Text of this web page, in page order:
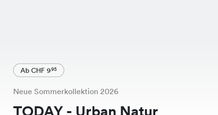
Ab CHF 995
Neue Sommerkollektion 2026
TODAY - Urban Natur